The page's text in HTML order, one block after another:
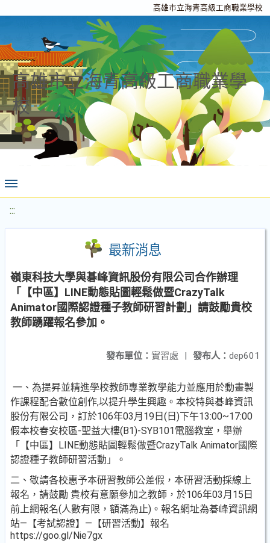
高雄市立海青高級工商職業學校
高雄市立海青高級工商職業學
校
:::
最新消息
嶺東科技大學與碁峰資訊股份有限公司合作辦理
「【中區】LINE動態貼圖輕鬆做暨CrazyTalk
Animator國際認證種子教師研習計劃」請鼓勵貴校
教師踴躍報名參加。
發布人： dep601
發布單位： 實習處 |
一、為提昇並精進學校教師專業教學能力並應用於動畫製
作課程配合數位創作,以提升學生興趣。本校特與碁峰資訊
股份有限公司，訂於106年03月19日(日)下午13:00~17:00
假本校春安校區-聖益大樓(B1)-SYB101電腦教室，舉辦
「【中區】LINE動態貼圖輕鬆做暨CrazyTalk Animator國際
認證種子教師研習活動」。
二、敬請各校惠予本研習教師公差假，本研習活動採線上
報名，請鼓勵 貴校有意願參加之教師，於106年03月15日
前上網報名(人數有限，額滿為止)。報名網址為碁峰資訊網
站—【考試認證】—【研習活動】報名
https://goo.gl/Nie7gx